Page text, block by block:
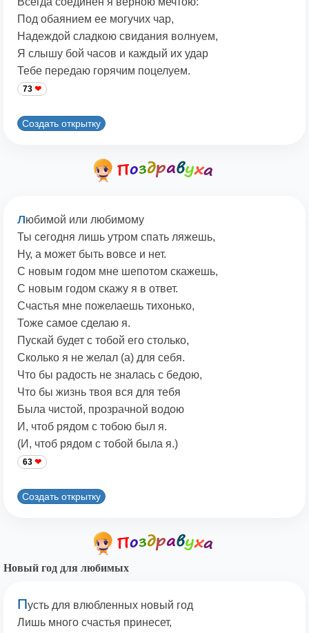
Под обаянием ее могучих чар,
Надеждой сладкою свидания волнуем,
Я слышу бой часов и каждый их удар
Тебе передаю горячим поцелуем.
73
Создать открытку
любимой или любимому
Ты сегодня лишь утром спать ляжешь,
Ну, а может быть вовсе и нет.
С новым годом мне шепотом скажешь,
С новым годом скажу я в ответ.
Счастья мне пожелаешь тихонько,
Тоже самое сделаю я.
Пускай будет с тобой его столько,
Сколько я не желал (а) для себя.
Что бы радость не зналась с бедою,
Что бы жизнь твоя вся для тебя
Была чистой, прозрачной водою
И, чтоб рядом с тобою был я.
(И, чтоб рядом с тобой была я.)
63
Создать открытку
Новый год для любимых
Пусть для влюбленных новый год
Лишь много счастья принесет,